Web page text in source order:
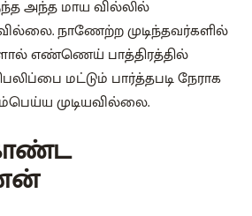
அந்த மாய வில்லில்
நாணேற்ற முடிந்தவர்களில்
எண்ணெய் பாத்திரத்தில்
மட்டும் பார்த்தபடி நேராக
முடியவில்லை.